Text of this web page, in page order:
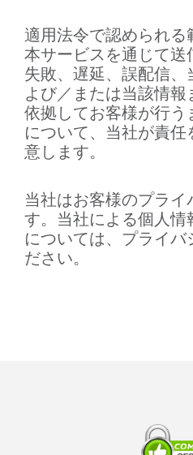
適用法令で認められる
本サービスを通じて
失敗、遅延、誤配信
よび／または当該情
依拠してお客様が行
について、当社が責
意します。
当社はお客様のプライ
す。当社による個人
については、プライバ
ださい。